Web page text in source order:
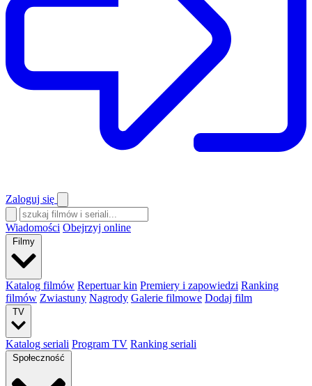
Zaloguj się
Wiadomości Obejrzyj online
Filmy
Katalog filmów Repertuar kin Premiery i zapowiedzi Ranking
filmów Zwiastuny Nagrody Galerie filmowe Dodaj film
TV
Katalog seriali Program TV Ranking seriali
Społeczność